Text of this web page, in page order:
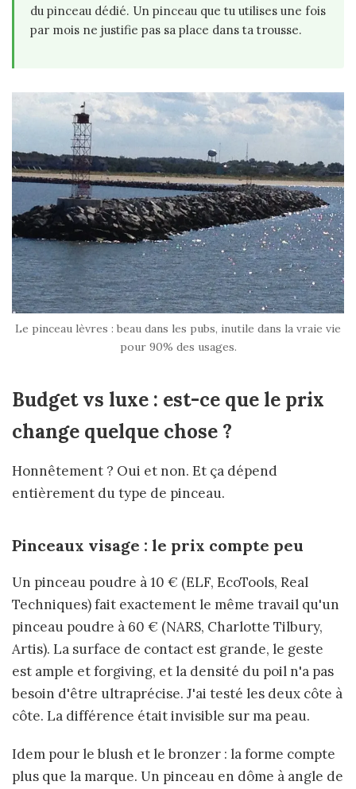
du pinceau dédié. Un pinceau que tu utilises une fois
par mois ne justifie pas sa place dans ta trousse.
Le pinceau lèvres : beau dans les pubs, inutile dans la vraie vie
pour 90% des usages.
Budget vs luxe : est-ce que le prix
change quelque chose ?
Honnêtement ? Oui et non. Et ça dépend
entièrement du type de pinceau.
Pinceaux visage : le prix compte peu
Un pinceau poudre à 10 € (ELF, EcoTools, Real
Techniques) fait exactement le même travail qu'un
pinceau poudre à 60 € (NARS, Charlotte Tilbury,
Artis). La surface de contact est grande, le geste
est ample et forgiving, et la densité du poil n'a pas
besoin d'être ultraprécise. J'ai testé les deux côte à
côte. La différence était invisible sur ma peau.
Idem pour le blush et le bronzer : la forme compte
plus que la marque. Un pinceau en dôme à angle de